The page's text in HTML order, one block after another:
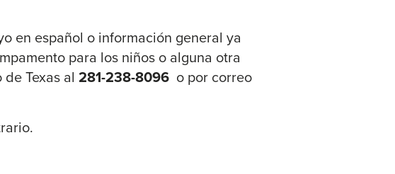
en español o información general ya
para los niños o alguna otra
Texas al 281-238-8096 o por correo